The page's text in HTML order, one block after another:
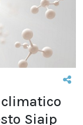
Siaip